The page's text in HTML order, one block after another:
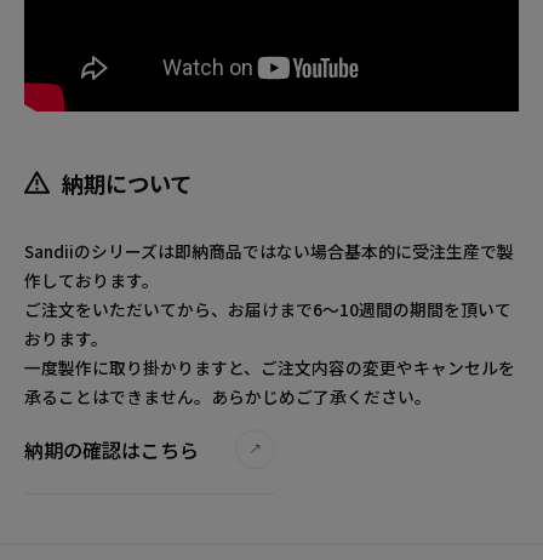
納期について
Sandiiのシリーズは即納商品ではない場合基本的に受注生産で製
作しております。
ご注文をいただいてから、お届けまで6～10週間の期間を頂いて
おります。
一度製作に取り掛かりますと、ご注文内容の変更やキャンセルを
承ることはできません。あらかじめご了承ください。
納期の確認はこちら